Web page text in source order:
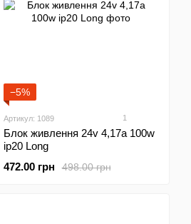
−5%
Артикул: 1089 1
Блок живлення 24v 4,17а 100w
ip20 Long
498.00 грн
472.00 грн